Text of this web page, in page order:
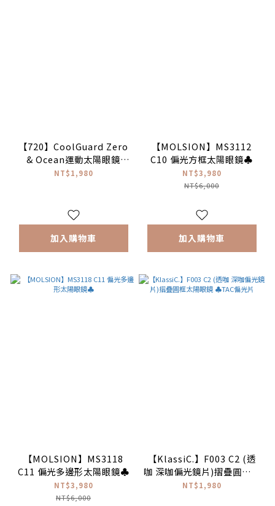
【720】CoolGuard Zero
& Ocean運動太陽眼鏡
(S189R-BK/BN-PL#消光
NT$1,980
加入購物車
【MOLSION】MS3112
C10 偏光方框太陽眼鏡♣
NT$3,980
NT$6,000
加入購物車
【MOLSION】MS3118
C11 偏光多邊形太陽眼鏡♣
NT$3,980
NT$6,000
【KlassiC.】F003 C2 (透
咖 深咖偏光鏡片)摺疊圓框太
陽眼鏡 ♣TAC偏光片
NT$1,980